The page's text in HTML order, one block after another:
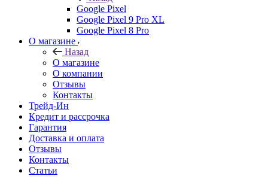
Google Pixel
Google Pixel 9 Pro XL
Google Pixel 8 Pro
О магазине
Назад
О магазине
О компании
Отзывы
Контакты
Трейд-Ин
Кредит и рассрочка
Гарантия
Доставка и оплата
Отзывы
Контакты
Статьи